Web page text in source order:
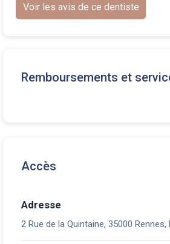
Voir les avis de ce dentiste
Remboursements et
Accès
Adresse
2 Rue de la Quintaine, 35000 Rennes,